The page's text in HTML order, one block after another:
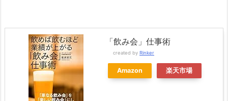
「飲み会」仕事術
created by Rinker
Amazon 楽天市場